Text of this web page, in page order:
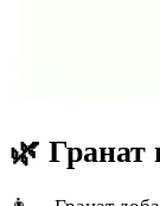
🌿 Гранат